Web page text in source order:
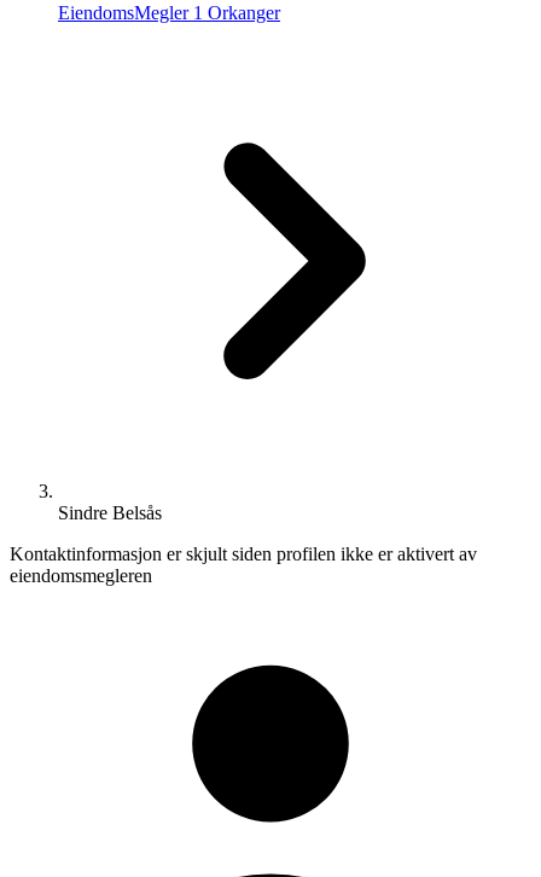
EiendomsMegler 1 Orkanger
Sindre Belsås
Kontaktinformasjon er skjult siden profilen ikke er aktivert av
eiendomsmegleren